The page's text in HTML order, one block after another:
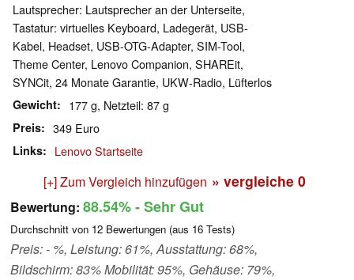
Lautsprecher: Lautsprecher an der Unterseite,
Tastatur: virtuelles Keyboard, Ladegerät, USB-
Kabel, Headset, USB-OTG-Adapter, SIM-Tool,
Theme Center, Lenovo Companion, SHAREit,
SYNCit, 24 Monate Garantie, UKW-Radio, Lüfterlos
Gewicht 177 g, Netzteil: 87 g
Preis 349 Euro
Links Lenovo Startseite
[+] Zum Vergleich hinzufügen » vergleiche 0
Bewertung: 88.54%- Sehr Gut
Durchschnitt von 12 Bewertungen (aus 16 Tests)
Preis: - %, Leistung: 61%, Ausstattung: 68%,
Bildschirm: 83% Mobilität: 95%, Gehäuse: 79%,